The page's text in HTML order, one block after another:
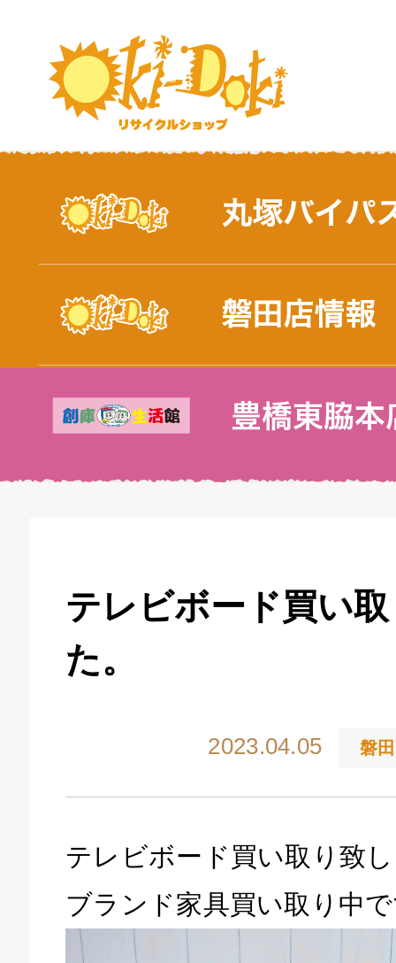
テレビボード買い
た。
2023.04.05 磐
テレビボード買い取り致
ブランド家具買い取り中